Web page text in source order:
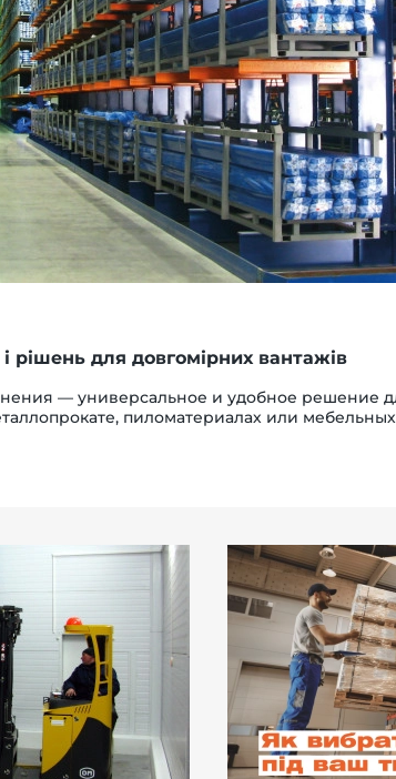
рішень для довгомірних вантажів
— универсальное и удобное решение
пиломатериалах или